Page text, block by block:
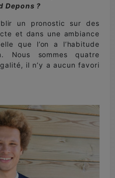
Depons ?
un pronostic sur des
et dans une ambiance
que l’on a l’habitude
Nous sommes quatre
il n’y a aucun favori